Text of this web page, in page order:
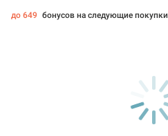
до 649 бонусов на следующие покупки